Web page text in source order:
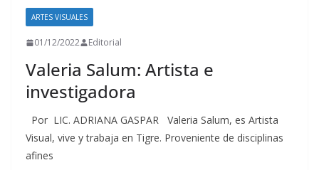
ARTES VISUALES
01/12/2022 Editorial
Valeria Salum: Artista e
investigadora
Por LIC. ADRIANA GASPAR Valeria Salum, es Artista
Visual, vive y trabaja en Tigre. Proveniente de disciplinas
afines